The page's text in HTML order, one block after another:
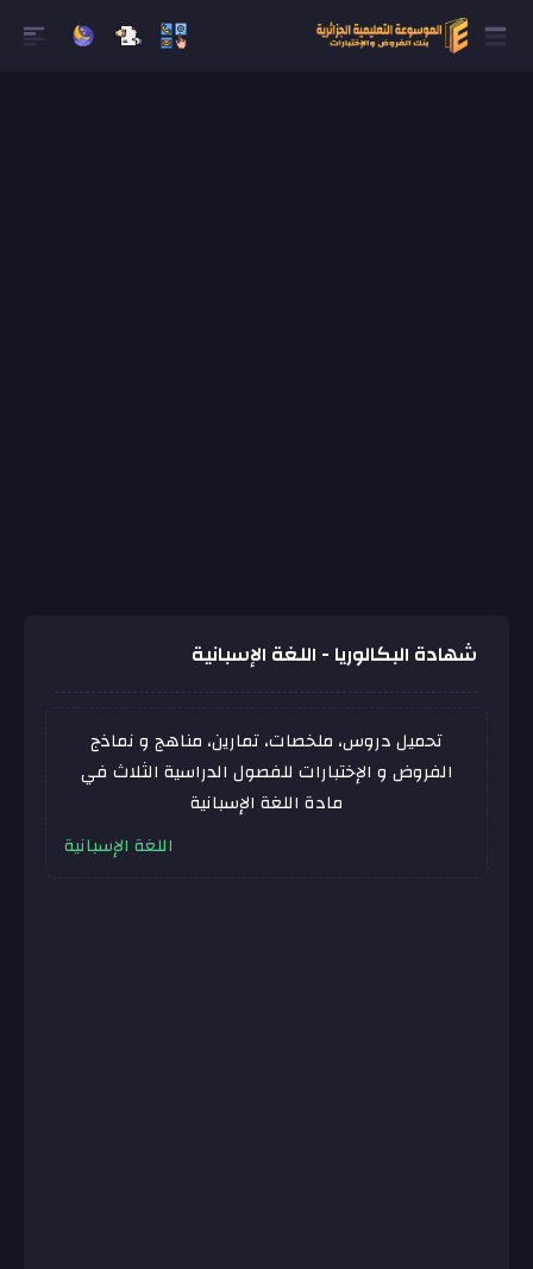
شهادة البكالوريا - اللغة الإسبانية
تحميل دروس، ملخصات، تمارين، مناهج و نماذج
الفروض و الإختبارات للفصول الدراسية الثلاث في
مادة اللغة الإسبانية
اللغة الإسبانية